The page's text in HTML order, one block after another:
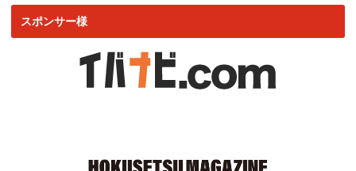
スポンサー様